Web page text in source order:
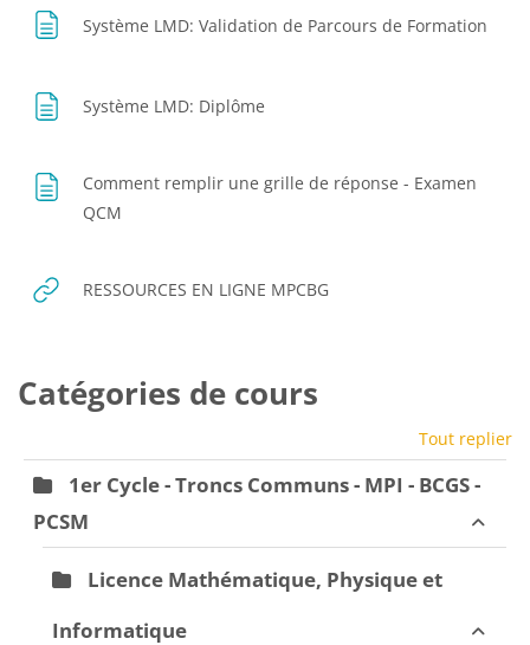
Système LMD: Validation de Parcours de Formation
Système LMD: Diplôme
Comment remplir une grille de réponse - Examen
QCM
RESSOURCES EN LIGNE MPCBGURL
Catégories de cours
Tout replier
1er Cycle - Troncs Communs - MPI - BCGS -
PCSM
Licence Mathématique, Physique et
Informatique